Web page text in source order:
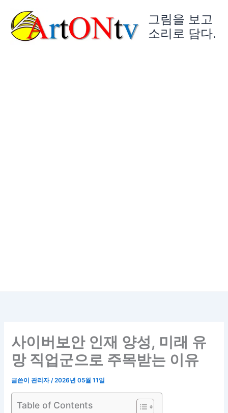
그림을 보고
소리로 담다.
사이버보안 인재 양성, 미래 유
망 직업군으로 주목받는 이유
글쓴이관리자/2026년 05월 11일
Table of Contents